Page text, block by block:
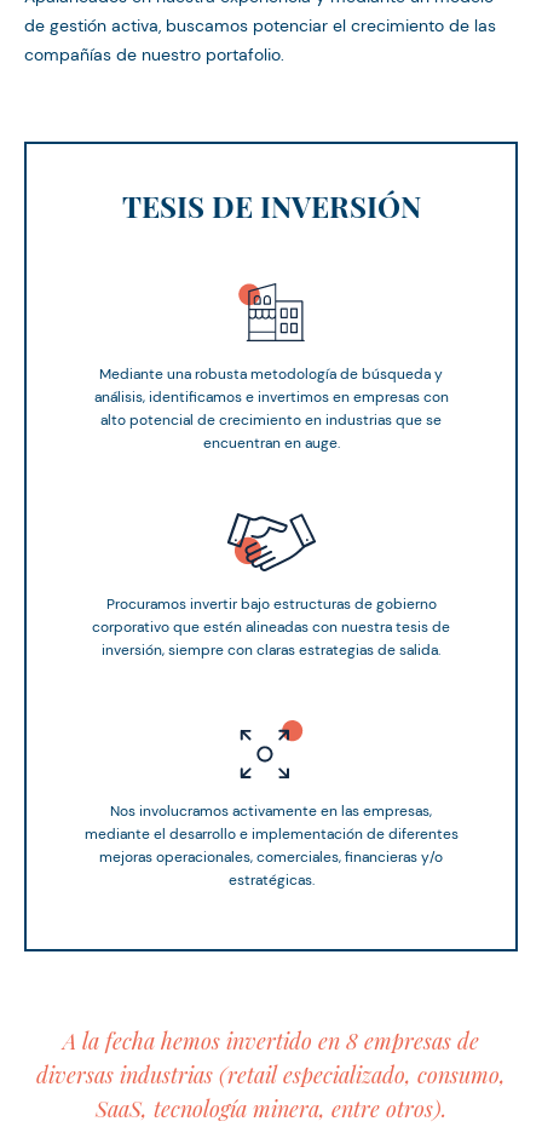
de gestión activa, buscamos potenciar el crecimiento de las
compañías de nuestro portafolio.
TESIS DE INVERSIÓN
Mediante una robusta metodología de búsqueda y
análisis, identificamos e invertimos en empresas con
alto potencial de crecimiento en industrias que se
encuentran en auge.
Procuramos invertir bajo estructuras de gobierno
corporativo que estén alineadas con nuestra tesis de
inversión, siempre con claras estrategias de salida.
Nos involucramos activamente en las empresas,
mediante el desarrollo e implementación de diferentes
mejoras operacionales, comerciales, financieras y/o
estratégicas.
A la fecha hemos invertido en 8 empresas de
diversas industrias (retail especializado, consumo,
SaaS, tecnología minera, entre otros).